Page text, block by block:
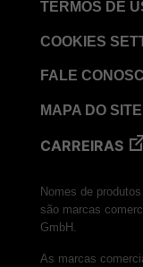
TERMOS DE
COOKIES
FALE
MAPA DO SITE
CARREIRAS
Nomes de
são marcas
GmbH.
As marcas